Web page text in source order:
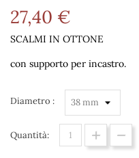
27,40 €
SCALMI IN OTTONE
con supporto per incastro.
Diametro :
Quantità: